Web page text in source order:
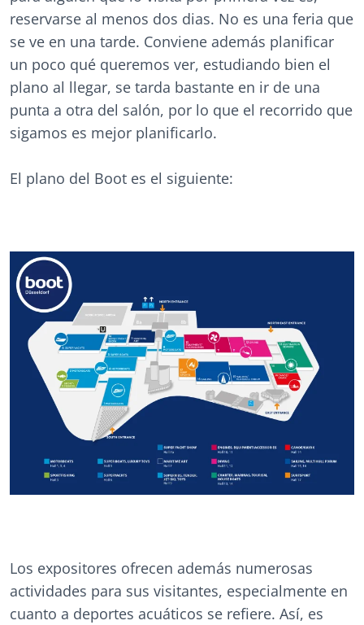
reservarse al menos dos dias. No es una feria que
se ve en una tarde. Conviene además planificar
un poco qué queremos ver, estudiando bien el
plano al llegar, se tarda bastante en ir de una
punta a otra del salón, por lo que el recorrido que
sigamos es mejor planificarlo.
El plano del Boot es el siguiente:
Los expositores ofrecen además numerosas
actividades para sus visitantes, especialmente en
cuanto a deportes acuáticos se refiere. Así, es